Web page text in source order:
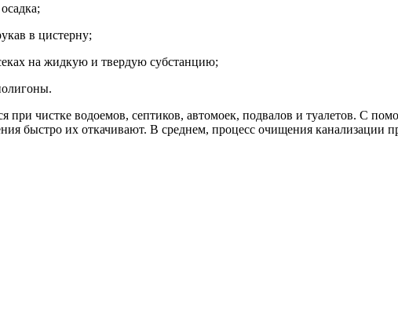
в цистерну;
на жидкую и твердую субстанцию;
при чистке водоемов, септиков, автомоек, подвалов и туалетов. С
быстро их откачивают. В среднем, процесс очищения канализации